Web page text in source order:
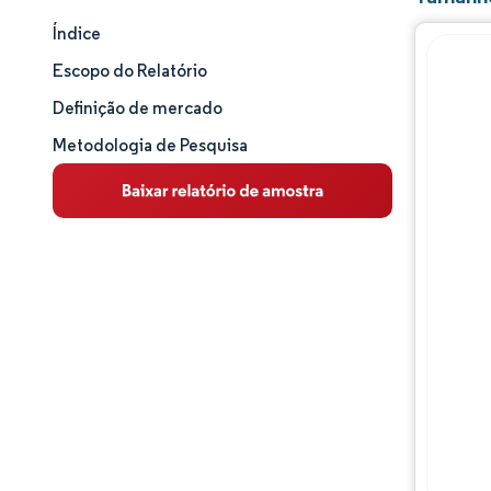
Tamanho e participação de mercado
Análise de mercado
Tendências e insights
Análise de segmentos
Índice
Escopo do Relatório
Definição de mercado
Metodologia de Pesquisa